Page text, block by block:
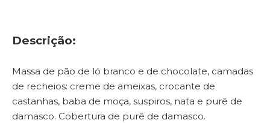
Descrição:
Massa de pão de ló branco e de chocolate, camadas
de recheios: creme de ameixas, crocante de
castanhas, baba de moça, suspiros, nata e purê de
damasco. Cobertura de purê de damasco.